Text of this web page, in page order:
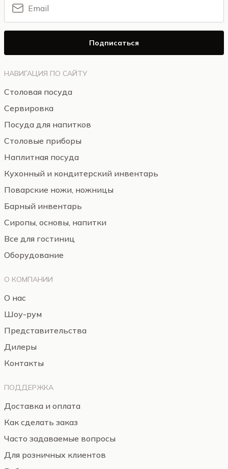
НАВИГАЦИЯ ПО САЙТУ
Столовая посуда
Сервировка
Посуда для напитков
Столовые приборы
Наплитная посуда
Кухонный и кондитерский инвентарь
Поварские ножи, ножницы
Барный инвентарь
Сиропы, основы, напитки
Все для гостиниц
Оборудование
О КОМПАНИИ
О нас
Шоу-рум
Представительства
Дилеры
Контакты
ПОДДЕРЖКА
Доставка и оплата
Как сделать заказ
Часто задаваемые вопросы
Для розничных клиентов
Подписаться